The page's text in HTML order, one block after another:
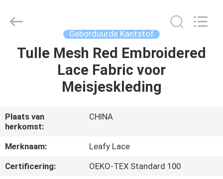
THUIS
PRODUCTEN
OVER
ONS
FABRIEKSREIS
Ltd..
Geborduurde Kantstof
Tulle Mesh Red Embroidered
Lace Fabric voor
Meisjeskleding
Plaats van
herkomst:
CHINA
Merknaam:
Leafy Lace
Certificering:
OEKO-TEX Standard 100